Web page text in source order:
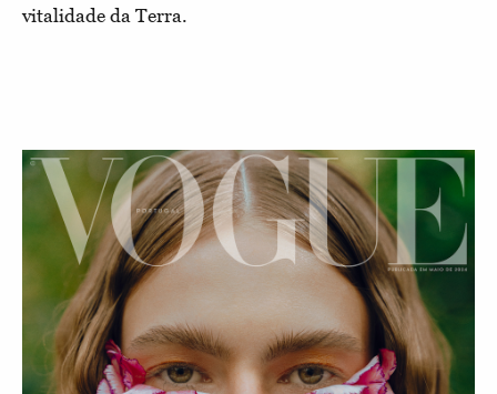
vitalidade da Terra.